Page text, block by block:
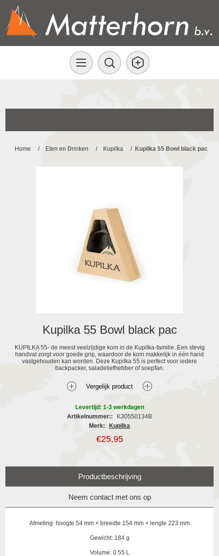
Home / Eten en Drinken / Kupilka / Kupilka 55 Bowl black pac
Kupilka 55 Bowl black pac
KUPILKA 55- de meest veelzijdige kom in de Kupilka-familie. Een stevig
handvat zorgt voor goede grip, waardoor de kom makkelijk in één hand
vastgehouden kan worden. Deze Kupilka 55 is perfect voor iedere
backpacker, saladeliefhebber of soepfan.
Levertijd: 1-3 werkdagen
Artikelnummer::
K30550134B
Merk:
Kupilka
€25,95
Productbeschrijving
Neem contact met ons op
Afmeting: hoogte 54 mm × breedte 154 mm × lengte 223 mm
Gewicht: 184 g
Volume: 0.55 L